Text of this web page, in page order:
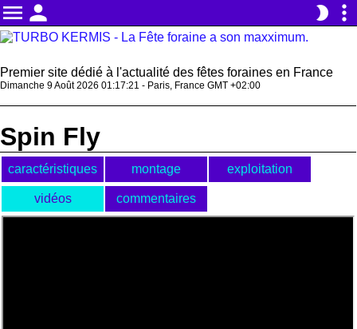
menu person brightness_2 more_vert
Premier site dédié à l'actualité des fêtes foraines en France
Dimanche 9 Août 2026 01:17:21 - Paris, France GMT +02:00
Spin Fly
caractéristiques montage exploitation
vidéos commentaires